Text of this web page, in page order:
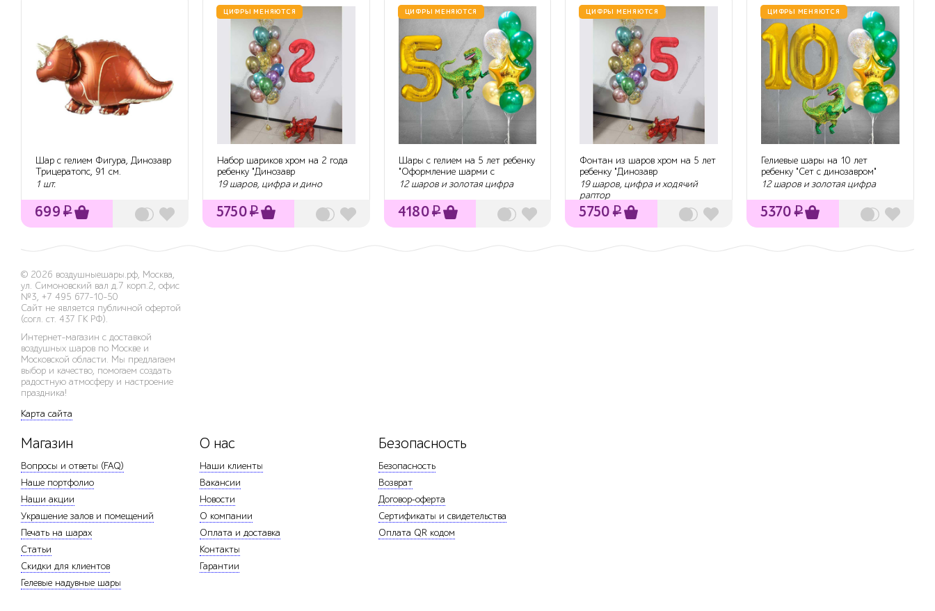
Шар с гелием Фигура, Динозавр
Трицератопс, 91 см.
1 шт.
699 ₽
ЦИФРЫ МЕНЯЮТСЯ
Набор шариков хром на 2 года
ребенку "Динозавр
Трицератопс"
19 шаров, цифра и дино
5750₽
ЦИФРЫ МЕНЯЮТСЯ
Шары с гелием на 5 лет ребенку
"Оформление шарми с
Тиранозавром"
12 шаров и золотая цифра
4180₽
ЦИФРЫ МЕНЯЮТСЯ
Фонтан из шаров хром на 5 лет
ребенку "Динозавр
Трицератопс"
19 шаров, цифра и ходячий
раптор
5750₽
ЦИФРЫ МЕНЯЮТСЯ
Гелиевые шары на 10 лет
ребенку "Сет с динозавром"
12 шаров и золотая цифра
5370₽
© 2026 воздушныешары.рф, Москва,
ул. Симоновский вал д.7 корп.2, офис
№3, +7 495 677-10-50
Сайт не является публичной офертой
(согл. ст. 437 ГК РФ).
Интернет-магазин с доставкой
воздушных шаров по Москве и
Московской области. Мы предлагаем
выбор и качество, помогаем создать
радостную атмосферу и настроение
праздника!
Карта сайта
Магазин
Вопросы и ответы (FAQ)
Наше портфолио
Наши акции
Украшение залов и помещений
Печать на шарах
Статьи
Скидки для клиентов
Гелевые надувные шары
О нас
Наши клиенты
Вакансии
Новости
О компании
Оплата и доставка
Контакты
Гарантии
Безопасность
Безопасность
Возврат
Договор-оферта
Сертификаты и свидетельства
Оплата QR кодом